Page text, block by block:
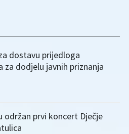
dostavu prijedloga
za dodjelu javnih priznanja
održan prvi koncert Dječje